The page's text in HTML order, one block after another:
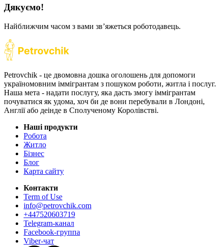
Дякуємо!
Найближчим часом з вами звʼяжеться роботодавець.
Petrovchik - це двомовна дошка оголошень для допомоги
україномовним іммігрантам з пошуком роботи, житла і послуг.
Наша мета - надати послугу, яка дасть змогу іммігрантам
почуватися як удома, хоч би де вони перебували в Лондоні,
Англії або деінде в Сполученому Королівстві.
Наші продукти
Робота
Житло
Бізнес
Блог
Карта сайту
Контакти
Term of Use
info@petrovchik.com
+447520603719
Telegram-канал
Facebook-группа
Viber-чат